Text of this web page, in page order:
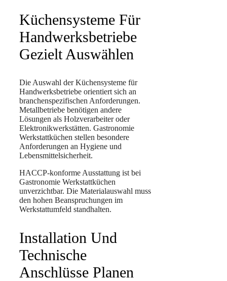
Küchensysteme Für
Handwerksbetriebe
Gezielt Auswählen
Die Auswahl der Küchensysteme für
Handwerksbetriebe orientiert sich an
branchenspezifischen Anforderungen.
Metallbetriebe benötigen andere
Lösungen als Holzverarbeiter oder
Elektronikwerkstätten. Gastronomie
Werkstattküchen stellen besondere
Anforderungen an Hygiene und
Lebensmittelsicherheit.
HACCP-konforme Ausstattung ist bei
Gastronomie Werkstattküchen
unverzichtbar. Die Materialauswahl muss
den hohen Beanspruchungen im
Werkstattumfeld standhalten.
Installation Und
Technische
Anschlüsse Planen